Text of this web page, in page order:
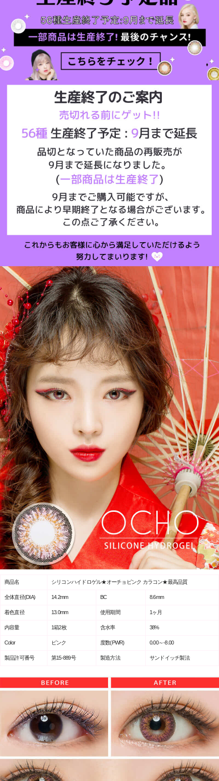
商品名 シリコンハイドロゲル★オーチョピンク カラコン★最高品質
全体直径(DIA) 14.2mm BC 8.6mm
着色直径 13.0mm 使用期間 1ヶ月
内容量 1箱2枚 含水率 38%
Color ピンク 度数(PWR) 0.00～-8.00
製品許可番号 第15-889号 製造方法 サンドイッチ製法